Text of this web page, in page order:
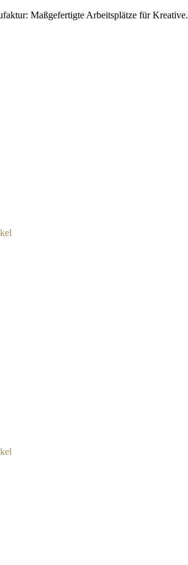
Maßgefertigte Arbeitsplätze für Kreative.